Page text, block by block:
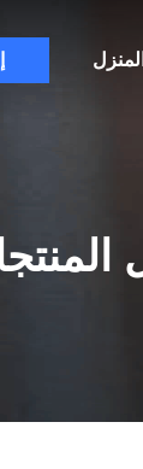
المنزل